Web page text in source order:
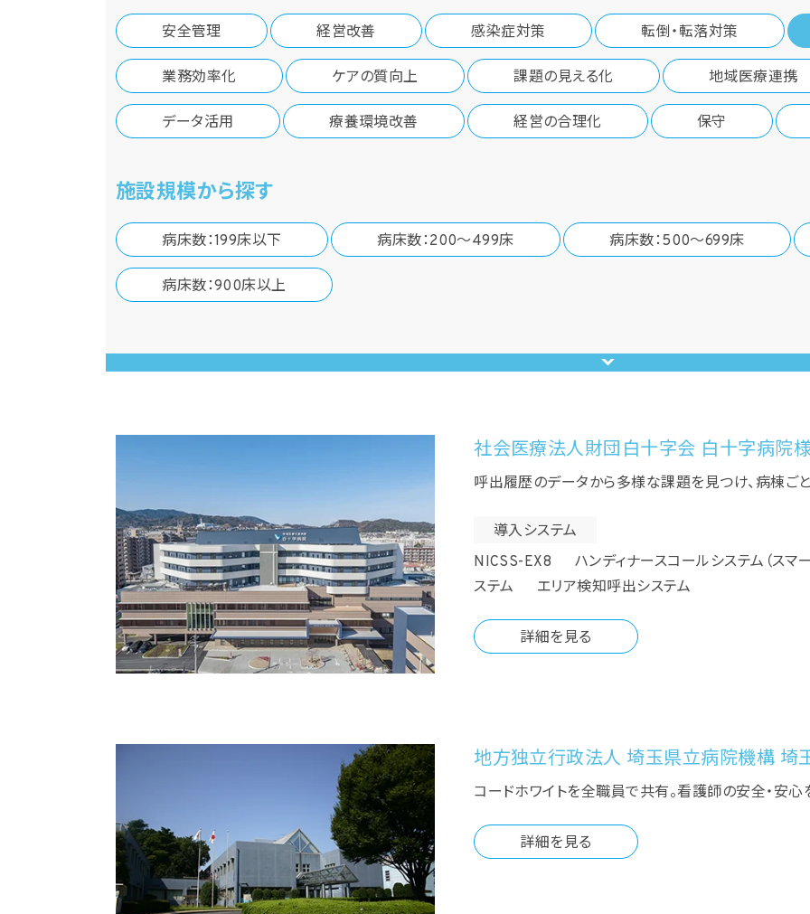
安全管理 経営改善 感染症対策 転倒・転落対策
業務効率化 ケアの質向上 課題の見える化 地域医療連携
データ活用 療養環境改善 経営の合理化 保守
施設規模から探す
病床数：199床以下 病床数：200～499床 病床数：500～699床
病床数：900床以上
社会医療法人財団白十字会 白十字病院様
呼出履歴のデータから多様な課題を見つけ、病棟ご
導入システム
NICSS-EX8 ハンディナースコールシステム（スマ
ステム エリア検知呼出システム
詳細を見る
地方独立行政法人 埼玉県立病院機構 埼
コードホワイトを全職員で共有。看護師の安全・安
詳細を見る